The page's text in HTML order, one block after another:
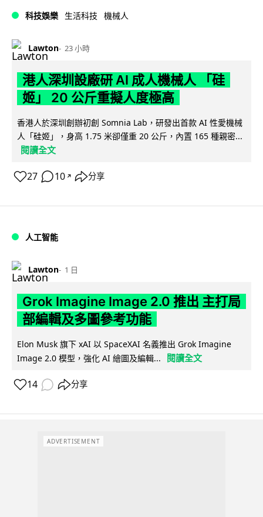
科技娛樂 生活科技 機械人
Lawton 23 小時
港人深圳設廠研 AI 成人機械人 「硅
姬」 20 公斤重擬人度極高
香港人於深圳創辦初創 Somnia Lab，研發出首款 AI 性愛機械
人「硅姬」，身高 1.75 米卻僅重 20 公斤，內置 165 種親密...
閱讀全文
27 10 ↗ 分享
人工智能
Lawton 1 日
Grok Imagine Image 2.0 推出 主打局
部編輯及多圖參考功能
Elon Musk 旗下 xAI 以 SpaceXAI 名義推出 Grok Imagine
Image 2.0 模型，強化 AI 繪圖及編輯...
閱讀全文
14 分享
ADVERTISEMENT